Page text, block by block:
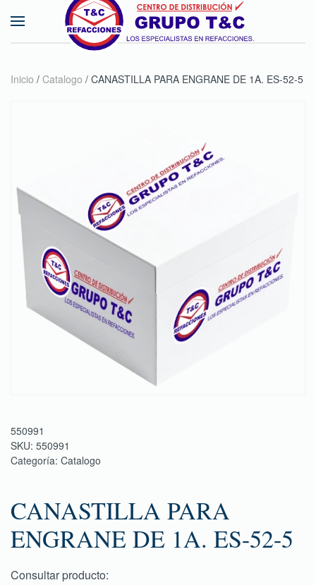
Skip to main content
Inicio / Catalogo / CANASTILLA PARA ENGRANE DE 1A. ES-52-5
550991
SKU: 550991
Categoría: Catalogo
CANASTILLA PARA
ENGRANE DE 1A. ES-52-5
Consultar producto: